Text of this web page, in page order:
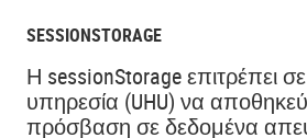
SESSIONSTORAGE
Η sessionStorage επιτρέπει
υπηρεσία (UHU) να
πρόσβαση σε δεδομένα